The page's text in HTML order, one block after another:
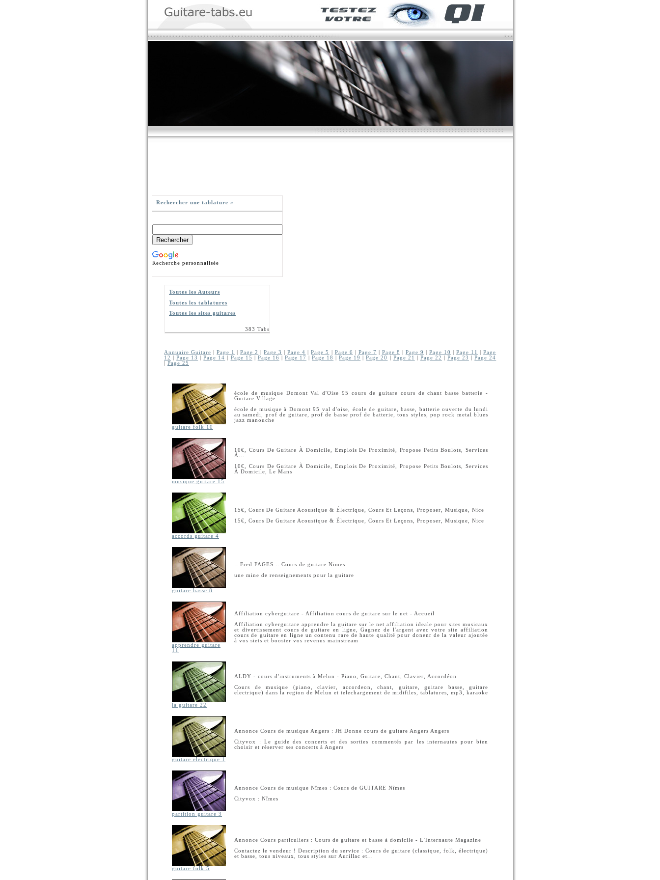
Rechercher une tablature »
Recherche personnalisée
Toutes les Auteurs
Toutes les tablatures
Toutes les sites guitares
383 Tabs
Annuaire Guitare |Page 1 |Page 2 |Page 3 |Page 4 |Page 5 Page 6 Page 7 Page 8 Page 9 Page 10 |Page 11 |Page
12
|Page 13 |Page 14 Page 15 Page 16 Page 17 |Page 18 |Page 19 |Page 20 Page 21 Page 22 Page 23 |Page 24
Page 25
guitare folk 10
école de musique Domont Val d'Oise 95 cours de guitare cours de chant basse batterie -
Guitare Village
école de musique à Domont 95 val d'oise, école de guitare, basse, batterie ouverte du lundi
au samedi, prof de guitare, prof de basse prof de batterie, tous styles, pop rock metal blues
jazz manouche
musique guitare 15
10€, Cours De Guitare À Domicile, Emplois De Proximité, Propose Petits Boulots, Services
À...
10€, Cours De Guitare À Domicile, Emplois De Proximité, Propose Petits Boulots, Services
À Domicile, Le Mans
accords guitare 4
15€, Cours De Guitare Acoustique & Électrique, Cours Et Leçons, Proposer, Musique, Nice
15€, Cours De Guitare Acoustique & Électrique, Cours Et Leçons, Proposer, Musique, Nice
guitare basse 8
:: Fred FAGES :: Cours de guitare Nimes
une mine de renseignements pour la guitare
apprendre guitare
11
Affiliation cyberguitare - Affiliation cours de guitare sur le net - Accueil
Affiliation cyberguitare apprendre la guitare sur le net affiliation ideale pour sites musicaux
et divertissement cours de guitare en ligne, Gagnez de l'argent avec votre site affiliation
cours de guitare en ligne un contenu rare de haute qualité pour donenr de la valeur ajoutée
à vos siets et booster vos revenus mainstream
la guitare 22
ALDY - cours d'instruments à Melun - Piano, Guitare, Chant, Clavier, Accordéon
Cours de musique (piano, clavier, accordeon, chant, guitare, guitare basse, guitare
electrique) dans la region de Melun et telechargement de midifiles, tablatures, mp3, karaoke
guitare electrique 1
Annonce Cours de musique Angers : JH Donne cours de guitare Angers Angers
Cityvox : Le guide des concerts et des sorties commentés par les internautes pour bien
choisir et réserver ses concerts à Angers
partition guitare 3
Annonce Cours de musique Nîmes : Cours de GUITARE Nîmes
Cityvox : Nîmes
guitare folk 5
Annonce Cours particuliers : Cours de guitare et basse à domicile - L'Internaute Magazine
Contactez le vendeur ! Description du service : Cours de guitare (classique, folk, électrique)
et basse, tous niveaux, tous styles sur Aurillac et...